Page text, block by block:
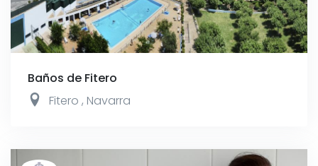
Baños de Fitero
Fitero , Navarra